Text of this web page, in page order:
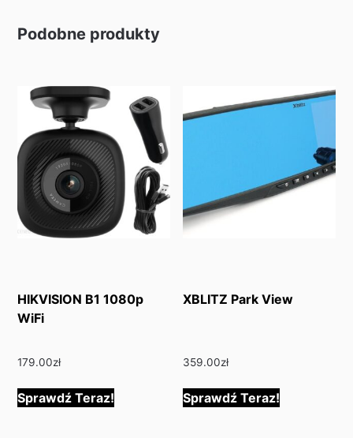
Podobne produkty
HIKVISION B1 1080p
WiFi
179.00zł
Sprawdź Teraz!
XBLITZ Park View
359.00zł
Sprawdź Teraz!